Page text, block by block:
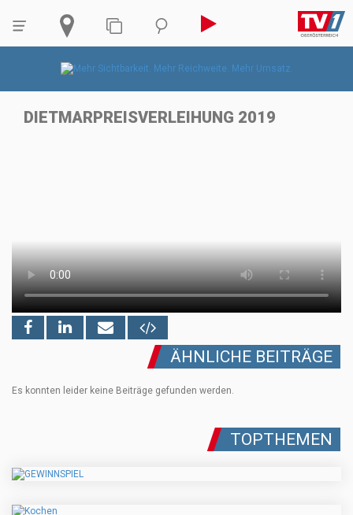
DIETMARPREISVERLEIHUNG 2019
ÄHNLICHE BEITRÄGE
Es konnten leider keine Beiträge gefunden werden.
TOPTHEMEN